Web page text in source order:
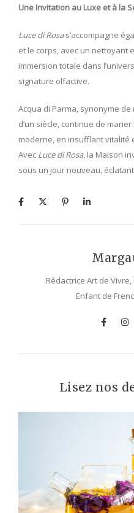
Une Invitation au Luxe et à la
Luce di Rosas’accompagne
et le corps, avec un nettoyant
immersion totale dans
signature olfactive.
Acqua di Parma, synonyme
d’un siècle, continue de
moderne, en insufflant vitalité
Avec Luce di Rosa, la Maison
sous un jour nouveau,
Rédactrice Art de
Enfant de
Lisez nos